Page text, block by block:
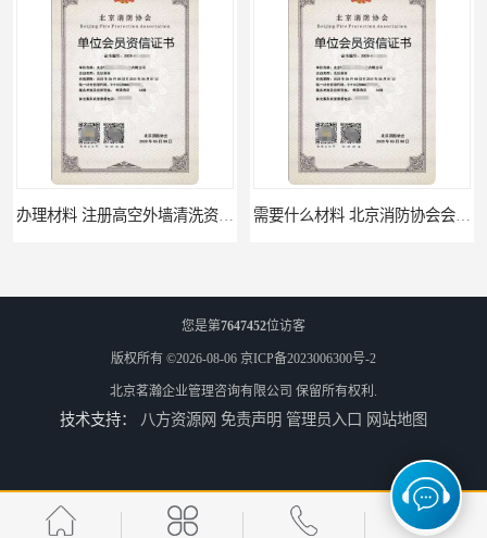
材料攻略 注册北京消防协会资质的资料 全国都可以 北京消防协会会员证申请手续
您是第7647452位访客
版权所有 ©2026-08-06 京ICP备2023006300号-2
北京茗瀚企业管理咨询有限公司 保留所有权利.
技术支持： 八方资源网 免责声明 管理员入口 网站地图